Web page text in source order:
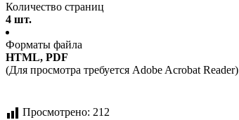
Количество страниц
4 шт.
Форматы файла
HTML, PDF
(Для просмотра требуется Adobe Acrobat Reader)
Просмотрено: 212